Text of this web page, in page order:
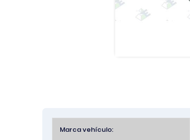
Información
Marca vehículo: